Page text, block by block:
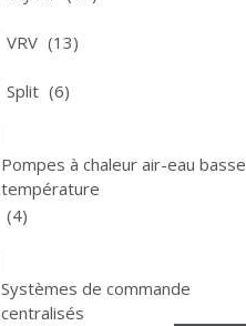
VRV (13)
Split (6)
Pompes à chaleur air-eau basse
température
(4)
Systèmes de commande
centralisés